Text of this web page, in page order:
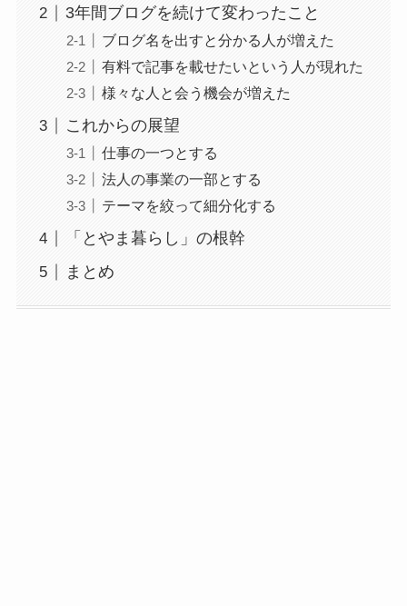
3年間ブログを続けて変わったこと
ブログ名を出すと分かる人が増えた
有料で記事を載せたいという人が現れた
様々な人と会う機会が増えた
これからの展望
仕事の一つとする
法人の事業の一部とする
テーマを絞って細分化する
「とやま暮らし」の根幹
まとめ